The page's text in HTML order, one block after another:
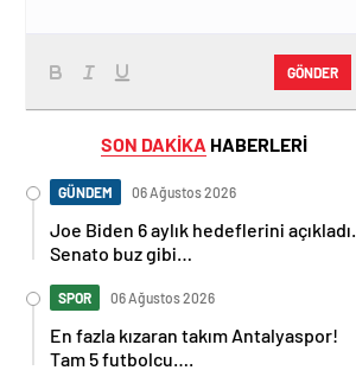
GÖNDER
SON DAKİKA HABERLERİ
GÜNDEM 06 Ağustos 2026
Joe Biden 6 aylık hedeflerini açıkladı.
Senato buz gibi…
SPOR 06 Ağustos 2026
En fazla kızaran takım Antalyaspor!
Tam 5 futbolcu….